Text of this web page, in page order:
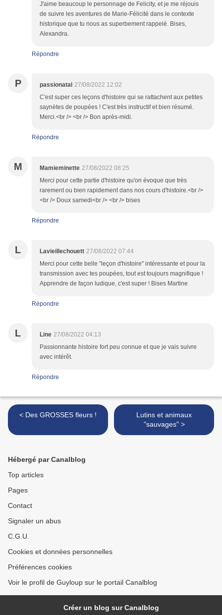
J'aime beaucoup le personnage de Felicity, et je me réjouis
de suivre les aventures de Marie-Félicité dans le contexte
historique que tu nous as superbement rappelé. Bises,
Alexandra.
Répondre
P passionatal 27/08/2022 12:02
C'est super ces leçons d'histoire qui se rattachent aux petites
saynètes de poupées ! C'est très instructif et bien résumé.
Merci.<br /> <br /> Bon après-midi.
Répondre
M Mamieminette 27/08/2022 08:25
Merci pour cette partie d'histoire qu'on évoque que très
rarement ou bien rapidement dans nos cours d'histoire.<br />
<br /> Doux samedi<br /> <br /> bises
Répondre
L Lavieillechouett 27/08/2022 07:44
Merci pour cette belle "leçon d'histoire" intéressante et pour la
transmission avec tes poupées, tout est toujours magnifique !
Apprendre de façon ludique, c'est super ! Bises Martine
Répondre
L Line 27/08/2022 04:13
Passionnante histoire fort peu connue et que je vais suivre
avec intérêt.
Répondre
< Des GROSSES fleurs !
Lutins et animaux
"sauvages" >
Hébergé par Canalblog
Top articles
Pages
Contact
Signaler un abus
C.G.U.
Cookies et données personnelles
Préférences cookies
Voir le profil de Guyloup sur le portail Canalblog
Créer un blog sur Canalblog